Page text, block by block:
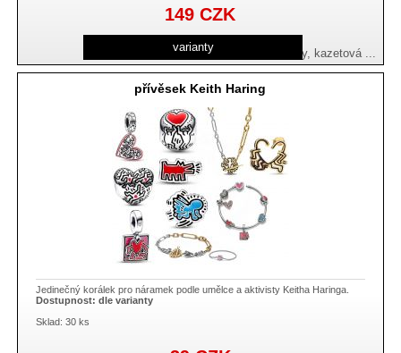
varianty
emblem Rocket a Groot , Groot s listy, kazetová ...
149CZK
přívěsek Keith Haring
Jedinečný korálek pro náramek podle umělce a aktivisty Keitha Haringa.
Dostupnost:dle varianty
Sklad: 30 ks